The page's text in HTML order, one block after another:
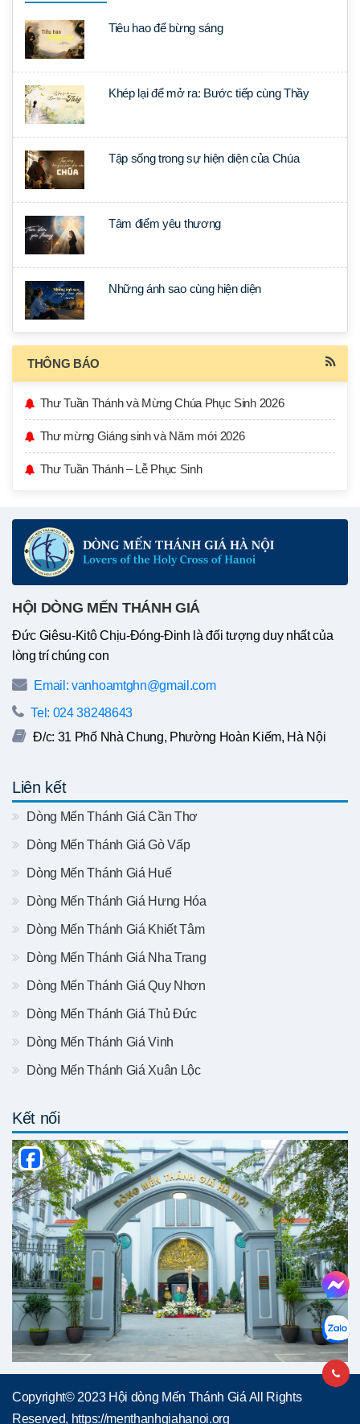
Tiêu hao để bừng sáng
Khép lại để mở ra: Bước tiếp cùng Thầy
Tập sống trong sự hiện diện của Chúa
Tâm điểm yêu thương
Những ánh sao cùng hiện diện
THÔNG BÁO
Thư Tuần Thánh và Mừng Chúa Phục Sinh 2026
Thư mừng Giáng sinh và Năm mới 2026
Thư Tuần Thánh – Lễ Phục Sinh
HỘI DÒNG MẾN THÁNH GIÁ
Đức Giêsu-Kitô Chịu-Đóng-Đinh là đối tượng duy nhất của
lòng trí chúng con
Email: vanhoamtghn@gmail.com
Tel: 024 38248643
Đ/c: 31 Phố Nhà Chung, Phường Hoàn Kiếm, Hà Nội
Liên kết
Dòng Mến Thánh Giá Cần Thơ
Dòng Mến Thánh Giá Gò Vấp
Dòng Mến Thánh Giá Huế
Dòng Mến Thánh Giá Hưng Hóa
Dòng Mến Thánh Giá Khiết Tâm
Dòng Mến Thánh Giá Nha Trang
Dòng Mến Thánh Giá Quy Nhơn
Dòng Mến Thánh Giá Thủ Đức
Dòng Mến Thánh Giá Vinh
Dòng Mến Thánh Giá Xuân Lộc
Kết nối
Copyright© 2023 Hội dòng Mến Thánh Giá All Rights
Reserved, https://menthanhgiahanoi.org